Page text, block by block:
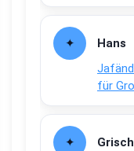
Hans
für